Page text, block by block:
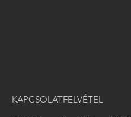
KAPCSOLATFELVÉTEL